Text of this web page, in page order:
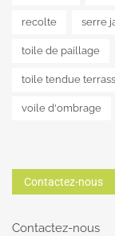
recolte serre
toile de paillage
toile tendue
voile d'ombrage
Contactez-nous
Contactez-nous